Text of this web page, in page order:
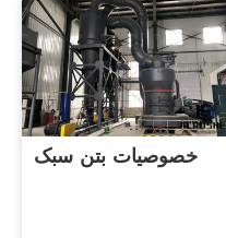
خصوصیات بتن سبک